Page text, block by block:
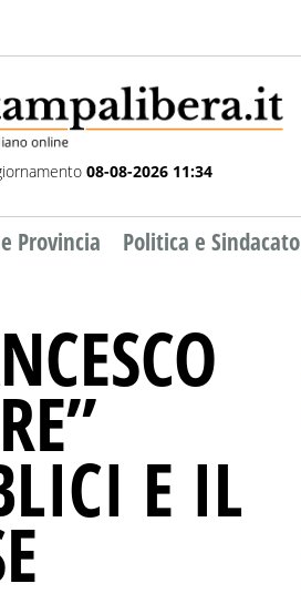
08-08-2026 11:34
Provincia Politica e Sindacato
E IL